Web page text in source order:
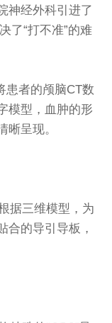
神经外科引进了
了“打不准”的难
患者的颅脑CT数
模型，血肿的形
晰呈现。
据三维模型，为
合的导引导板，